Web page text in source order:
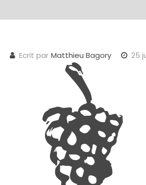
Ecrit par Matthieu Bagory 25